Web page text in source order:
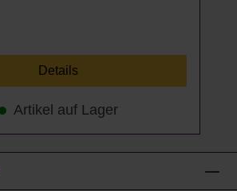
Details
Artikel auf Lager